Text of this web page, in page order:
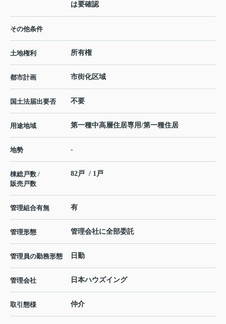
は要確認
その他条件
土地権利 所有権
都市計画 市街化区域
国土法届出要否 不要
用途地域 第一種中高層住居専用/第一種住居
地勢 -
棟総戸数 /
販売戸数
82戸 / 1戸
管理組合有無 有
管理形態 管理会社に全部委託
管理員の勤務形態 日勤
管理会社 日本ハウズイング
取引態様 仲介